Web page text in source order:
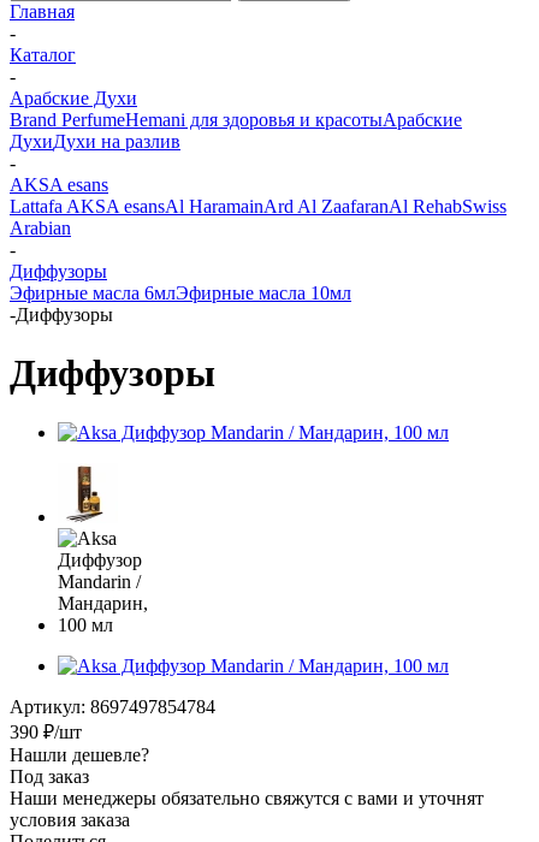
Главная
-
Каталог
-
Арабские Духи
Brand PerfumeHemani для здоровья и красотыАрабские
ДухиДухи на разлив
-
AKSA esans
Lattafa AKSA esansAl HaramainArd Al ZaafaranAl RehabSwiss
Arabian
-
Диффузоры
Эфирные масла 6млЭфирные масла 10мл
-Диффузоры
Диффузоры
Артикул: 8697497854784
390 ₽/шт
Нашли дешевле?
Под заказ
Наши менеджеры обязательно свяжутся с вами и уточнят
условия заказа